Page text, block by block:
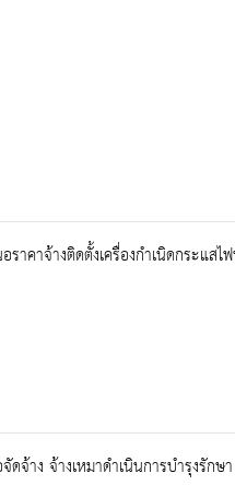
าคาจ้างติดตั้งเครื่องกำเนิดกระแส
จ้าง จ้างเหมาดำเนินการบำรุงรัก